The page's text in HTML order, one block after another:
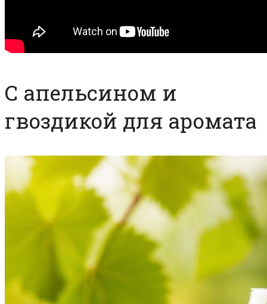
С апельсином и
гвоздикой для аромата